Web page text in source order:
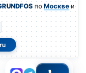
поМосквеи